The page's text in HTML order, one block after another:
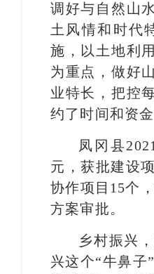
调好与自然山
土风情和时代
施，以土地利
为重点，做好
业特长，把控
约了时间和资
凤冈县
元，获批建设
协作项目15个
方案审批。
乡村振兴
兴这个“牛鼻子